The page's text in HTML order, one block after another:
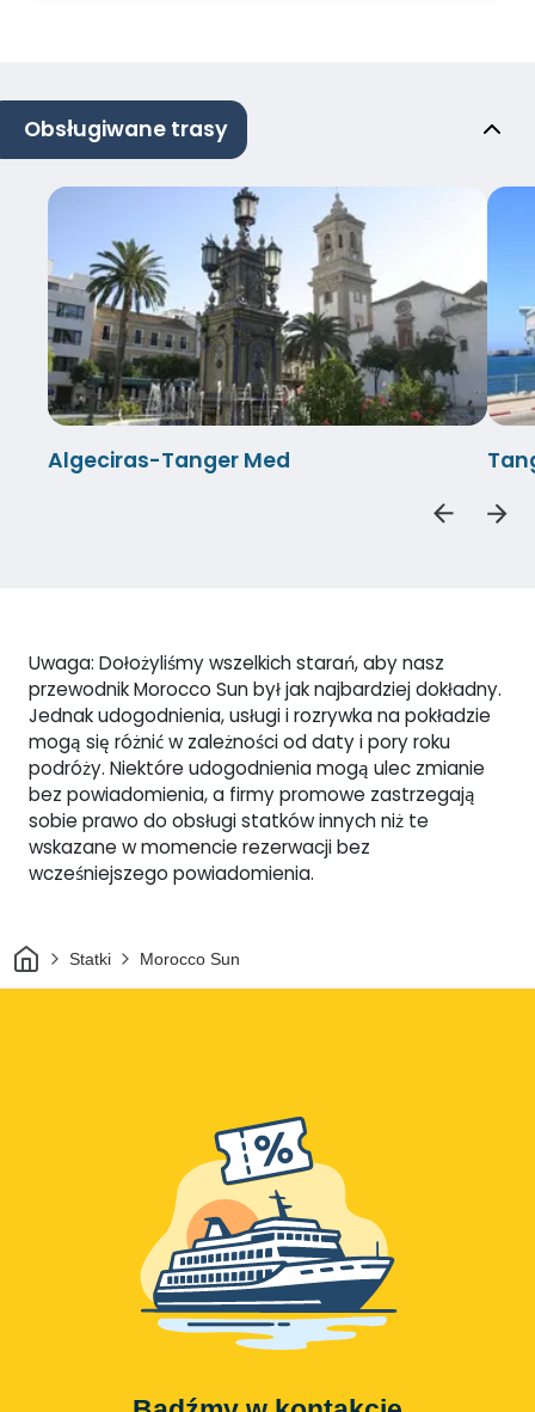
Obsługiwane trasy
Algeciras-Tanger Med
Uwaga: Dołożyliśmy wszelkich starań, aby nasz
przewodnik Morocco Sun był jak najbardziej dokładny.
Jednak udogodnienia, usługi i rozrywka na pokładzie
mogą się różnić w zależności od daty i pory roku
podróży. Niektóre udogodnienia mogą ulec zmianie
bez powiadomienia, a firmy promowe zastrzegają
sobie prawo do obsługi statków innych niż te
wskazane w momencie rezerwacji bez
wcześniejszego powiadomienia.
DomStatki Morocco Sun